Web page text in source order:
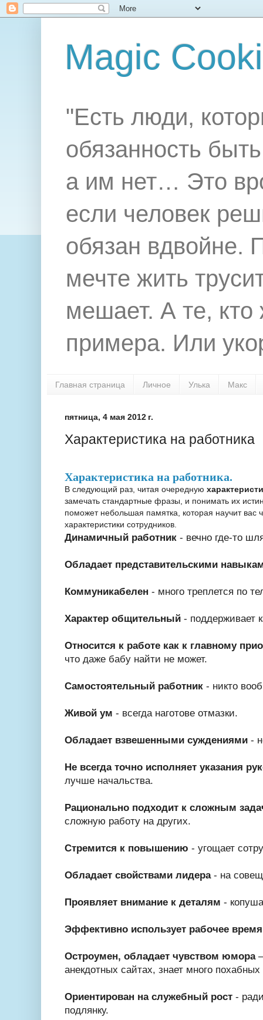
Magic
"Есть люди,
обязанность
а им нет… Это
если человек
обязан вдвойне.
мечте жить
мешает. А те,
примера. Или
Главная страница Личное Улька Макс
пятница, 4 мая 2012 г.
Характеристика на работника
Характеристика на работника.
В следующий раз, читая очередную
замечать стандартные фразы, и понимать их
поможет небольшая памятка, которая научит вас
характеристики сотрудников.
Динамичный работник - вечно где-то
Обладает представительскими
Коммуникабелен - много треплется по
Характер общительный - поддерживает
Относится к работе как к главному
что даже бабу найти не может.
Самостоятельный работник - никто
Живой ум - всегда наготове отмазки.
Обладает взвешенными суждениями -
Не всегда точно исполняет указания
лучше начальства.
Рационально подходит к сложным
сложную работу на других.
Стремится к повышению - угощает
Обладает свойствами лидера- на
Проявляет внимание к деталям -
Эффективно использует рабочее время
Остроумен, обладает чувством юмора–
анекдотных сайтах, знает много похабных
Ориентирован на служебный рост -
подлянку.